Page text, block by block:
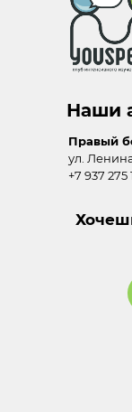
Наши
Правый
ул.
+7 937 275